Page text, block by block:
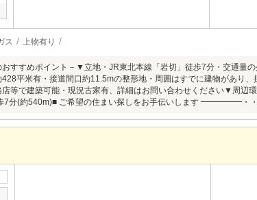
ス 上物有り
おすすめポイント－▼立地・JR東北本線「岩切」徒歩7分・交通
428平米有・接道間口約11.5mの整形地・周囲はすでに建物があり
店等で建築可能・現況古家有、詳細はお問い合わせください▼周辺
7分(約540m)■ ご希望の住まい探しをお手伝いします ━━━━━・・